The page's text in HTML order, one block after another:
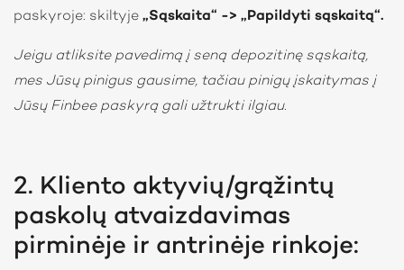
paskyroje: skiltyje „Sąskaita“ -> „Papildyti sąskaitą“.
Jeigu atliksite pavedimą į seną depozitinę sąskaitą,
mes Jūsų pinigus gausime, tačiau pinigų įskaitymas į
Jūsų Finbee paskyrą gali užtrukti ilgiau.
2. Kliento aktyvių/grąžintų
paskolų atvaizdavimas
pirminėje ir antrinėje rinkoje: